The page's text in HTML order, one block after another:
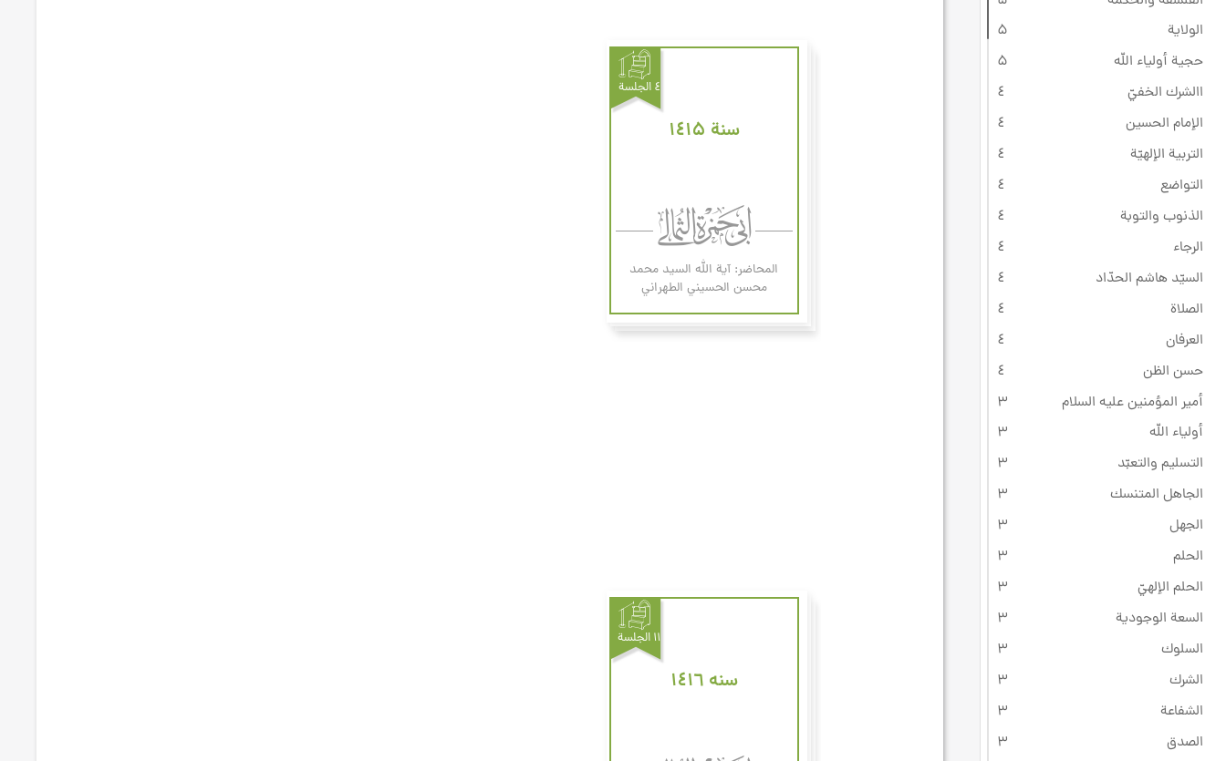
الولاية
۵
حجية أولياء الله
۵
االشرك الخفيّ
٤
الإمام الحسين
٤
التربية الإلهيّة
٤
التواضع
٤
الذنوب والتوبة
٤
الرجاء
٤
السيّد هاشم الحدّاد
٤
الصلاة
٤
العرفان
٤
حسن الظن
٤
أمير المؤمنين عليه السلام
۳
أولياء الله
۳
التسليم والتعبّد
۳
الجاهل المتنسك
۳
الجهل
۳
الحلم
۳
الحلم الإلهيّ
۳
السعة الوجودية
۳
السلوك
۳
الشرك
۳
الشفاعة
۳
الصدق
۳
٤ الجلسة
سنة ۱٤۱۵
المحاضر: آية الله السيد محمد
محسن الحسيني الطهراني
۱۱ الجلسة
سنه ۱٤۱٦